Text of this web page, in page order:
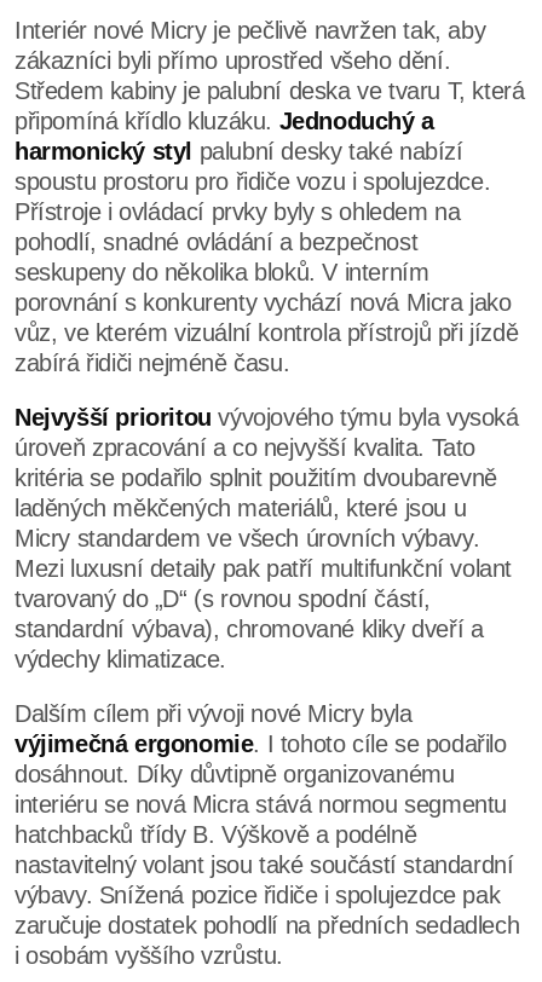
Interiér nové Micry je pečlivě navržen tak, aby
zákazníci byli přímo uprostřed všeho dění.
Středem kabiny je palubní deska ve tvaru T, která
připomíná křídlo kluzáku. Jednoduchý a
harmonický styl palubní desky také nabízí
spoustu prostoru pro řidiče vozu i spolujezdce.
Přístroje i ovládací prvky byly s ohledem na
pohodlí, snadné ovládání a bezpečnost
seskupeny do několika bloků. V interním
porovnání s konkurenty vychází nová Micra jako
vůz, ve kterém vizuální kontrola přístrojů při jízdě
zabírá řidiči nejméně času.
Nejvyšší prioritou vývojového týmu byla vysoká
úroveň zpracování a co nejvyšší kvalita. Tato
kritéria se podařilo splnit použitím dvoubarevně
laděných měkčených materiálů, které jsou u
Micry standardem ve všech úrovních výbavy.
Mezi luxusní detaily pak patří multifunkční volant
tvarovaný do „D“ (s rovnou spodní částí,
standardní výbava), chromované kliky dveří a
výdechy klimatizace.
Dalším cílem při vývoji nové Micry byla
výjimečná ergonomie. I tohoto cíle se podařilo
dosáhnout. Díky důvtipně organizovanému
interiéru se nová Micra stává normou segmentu
hatchbacků třídy B. Výškově a podélně
nastavitelný volant jsou také součástí standardní
výbavy. Snížená pozice řidiče i spolujezdce pak
zaručuje dostatek pohodlí na předních sedadlech
i osobám vyššího vzrůstu.